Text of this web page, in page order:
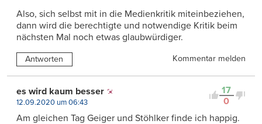
Also, sich selbst mit in die Medienkritik miteinbeziehen,
dann wird die berechtigte und notwendige Kritik beim
nächsten Mal noch etwas glaubwürdiger.
Antworten Kommentar melden
17
0
es wird kaum besser
12.09.2020 um 06:43
Am gleichen Tag Geiger und Stöhlker finde ich happig.